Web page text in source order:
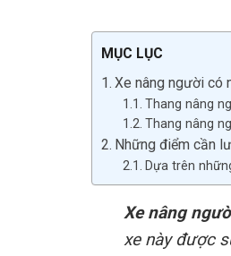
MỤC LỤC
Xe nâng người có
Thang nâng
Thang nâng
Những điểm cần
Dựa trên
Xe nâng
xe này được